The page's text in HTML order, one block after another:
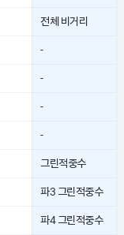
전체 비거리
-
-
-
-
그린적중수
파3 그린적중수
파4 그린적중수